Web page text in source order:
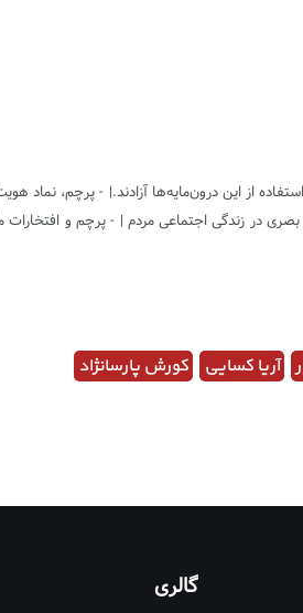
از این درون‌مایه‌ها آزادند.| - پرچم،
در زندگی اجتماعی مردم | - پرچم و
آریا کسایی کورش پارسا‌نژاد
گالری